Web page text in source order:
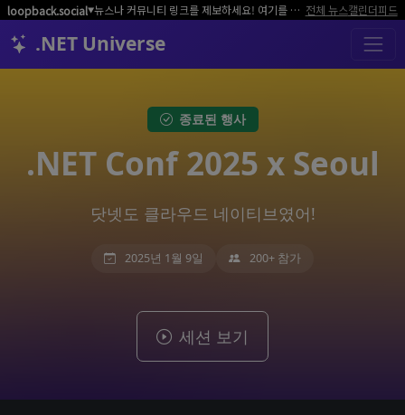
loopback.social▼ 뉴스나 커뮤니티 링크를 제보하세요! 여기를 클릭해서 알려주세요. 전체 뉴스캘린더피드
.NET Universe
종료된 행사
.NET Conf 2025 x Seoul
닷넷도 클라우드 네이티브였어!
2025년 1월 9일 200+ 참가
세션 보기